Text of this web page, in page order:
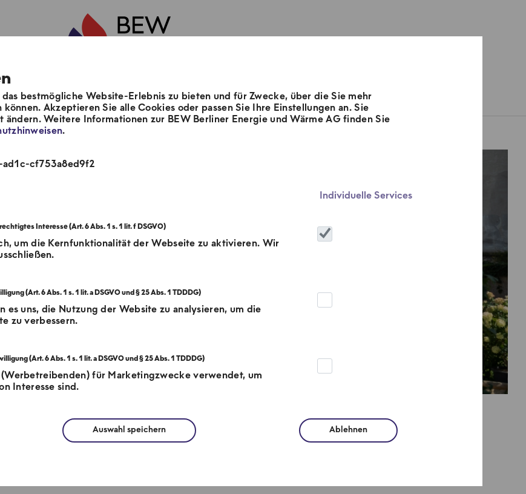
Unsere Stadtgärten Aktionen
Grünstraße
bestmögliche Website-Erlebnis zu bieten und für Zwecke, über die Sie mehr
Akzeptieren Sie alle Cookies oder passen Sie Ihre Einstellungen an. Sie
ändern. Weitere Informationen zur BEW Berliner Energie und Wärme AG finden Sie
.
ad1c-cf753a8ed9f2
Individuelle Services
um die Kernfunktionalität der Webseite zu aktivieren. Wir
es uns, die Nutzung der Website zu analysieren, um die
zu verbessern.
für Marketingzwecke verwendet, um
Interesse sind.
Auswahl speichern Ablehnen